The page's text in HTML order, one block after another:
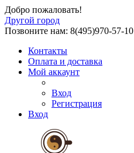
Добро пожаловать!
Другой город
Позвоните нам: 8(495)970-57-10
Контакты
Оплата и доставка
Мой аккаунт
Вход
Регистрация
Вход